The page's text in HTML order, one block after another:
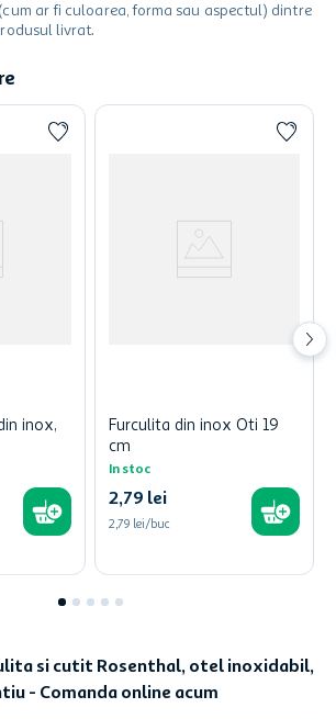
ar fi culoarea, forma sau aspectul) dintre
livrat.
inox,
Furculita din inox Oti 19
cm
In stoc
2,79 lei
2,79 lei/buc
si cutit Rosenthal, otel inoxidabil,
- Comanda online acum